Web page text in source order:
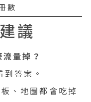
數
議
量掉？
答案。
、地圖都會吃掉